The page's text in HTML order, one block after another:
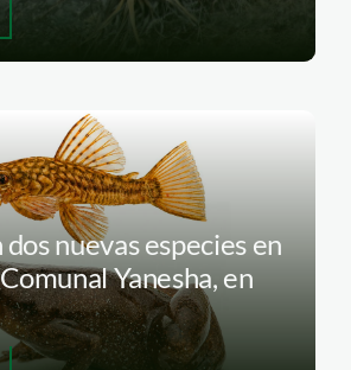
nuevas especies en
Yanesha, en